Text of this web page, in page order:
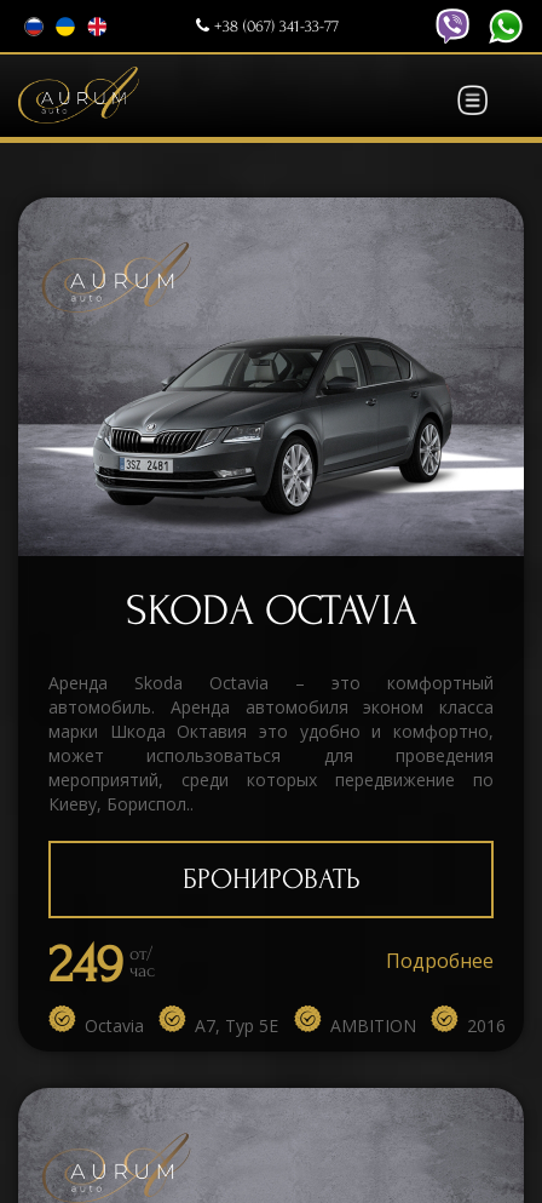
+38 (067) 341-33-77
SKODA OCTAVIA
Аренда Skoda Octavia – это комфортный
автомобиль. Аренда автомобиля эконом класса
марки Шкода Октавия это удобно и комфортно,
может использоваться для проведения
мероприятий, среди которых передвижение по
Киеву, Бориспол..
БРОНИРОВАТЬ
249 от/
час Подробнее
Octavia A7, Typ 5E AMBITION 2016